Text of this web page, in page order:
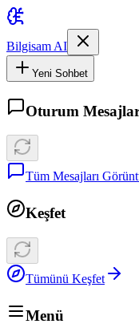
Bilgisam AI
Yeni Sohbet
Oturum
Tüm Mesajları
Keşfet
Tümünü Keşfet
Menü